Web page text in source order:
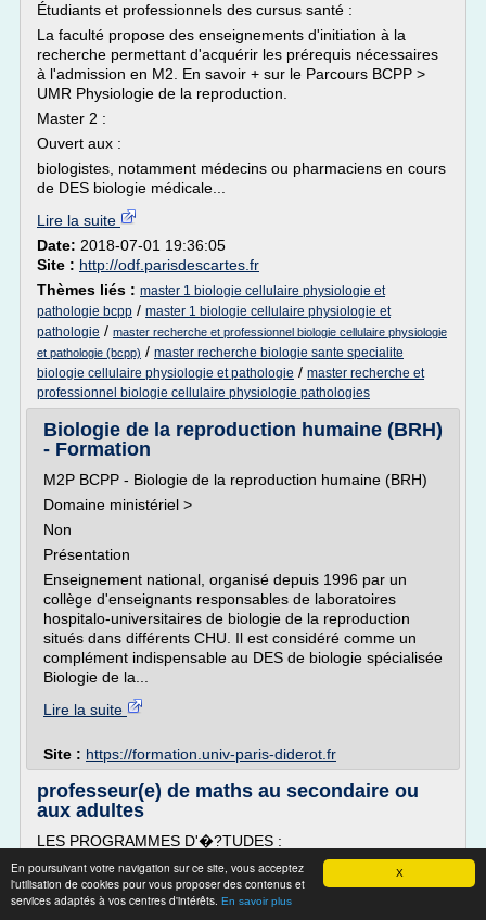
X
En poursuivant votre navigation sur ce site, vous acceptez
l'utilisation de cookies pour vous proposer des contenus et
services adaptés à vos centres d'intérêts. En savoir plus
Étudiants et professionnels des cursus santé :
La faculté propose des enseignements d'initiation à la
recherche permettant d'acquérir les prérequis nécessaires
à l'admission en M2. En savoir + sur le Parcours BCPP >
UMR Physiologie de la reproduction.
Master 2 :
Ouvert aux :
biologistes, notamment médecins ou pharmaciens en cours
de DES biologie médicale...
Lire la suite
Date: 2018-07-01 19:36:05
Site : http://odf.parisdescartes.fr
Thèmes liés : master 1 biologie cellulaire physiologie et
pathologie bcpp / master 1 biologie cellulaire physiologie et
pathologie / master recherche et professionnel biologie cellulaire physiologie
et pathologie (bcpp) / master recherche biologie sante specialite
biologie cellulaire physiologie et pathologie / master recherche et
professionnel biologie cellulaire physiologie pathologies
Biologie de la reproduction humaine (BRH)
- Formation
M2P BCPP - Biologie de la reproduction humaine (BRH)
Domaine ministériel >
Non
Présentation
Enseignement national, organisé depuis 1996 par un
collège d'enseignants responsables de laboratoires
hospitalo-universitaires de biologie de la reproduction
situés dans différents CHU. Il est considéré comme un
complément indispensable au DES de biologie spécialisée
Biologie de la...
Lire la suite
Site : https://formation.univ-paris-diderot.fr
professeur(e) de maths au secondaire ou
aux adultes
LES PROGRAMMES D'�?TUDES :
Note : pour les titulaires d'un baccalauréat en
mathématiques, statistiques ou informatique, voir aussi la